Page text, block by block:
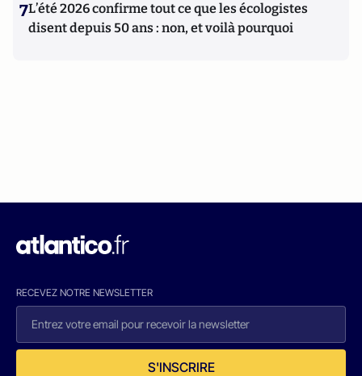
7L’été 2026 confirme tout ce que les écologistes
disent depuis 50 ans : non, et voilà pourquoi
RECEVEZ NOTRE NEWSLETTER
S'INSCRIRE